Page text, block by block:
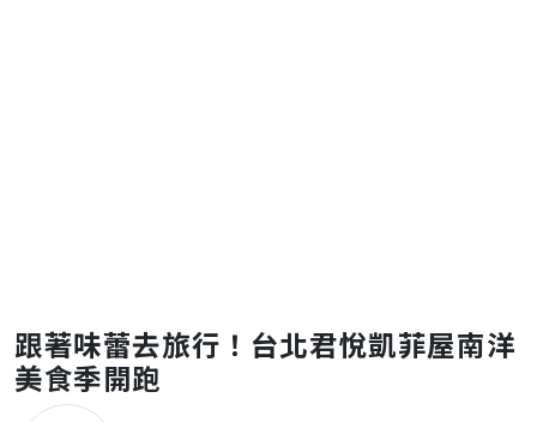
跟著味蕾去旅行！台北君悅凱菲屋南洋
美食季開跑